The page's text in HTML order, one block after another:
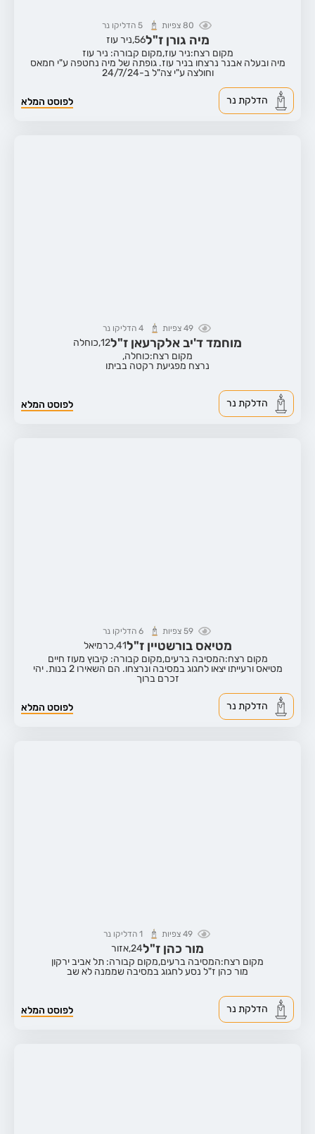
80 צפיות 5 הדליקו נר
מיה גורן ז"ל56, ניר עוז
מקום רצח:ניר עוז,מקום קבורה: ניר עוז
מיה ובעלה אבנר נרצחו בניר עוז. גופתה של מיה נחטפה ע"י חמאס
וחולצה ע"י צה"ל ב-24/7/24
לפוסט המלא הדלקת נר
49 צפיות 4 הדליקו נר
מוחמד ד'יב אלקרעאן ז"ל12, כוחלה
מקום רצח:כוחלה,
נרצח מפגיעת רקטה בביתו
לפוסט המלא הדלקת נר
59 צפיות 6 הדליקו נר
מטיאס בורשטיין ז"ל41, כרמיאל
מקום רצח:המסיבה ברעים,מקום קבורה: קיבוץ מעוז חיים
מטיאס ורעייתו יצאו לחגוג במסיבה ונרצחו. הם השאירו 2 בנות. יהי
זכרם ברוך
לפוסט המלא הדלקת נר
49 צפיות 1 הדליקו נר
מור כהן ז"ל24,אזור
מקום רצח:המסיבה ברעים,מקום קבורה: תל אביב ירקון
מור כהן ז"ל נסע לחגוג במסיבה שממנה לא שב
לפוסט המלא הדלקת נר